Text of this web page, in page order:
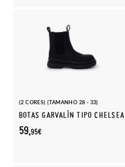
(2 CORES) (TAMANHO 28 - 33)
BOTAS GARVALÍN TIPO CHELSEA
59,95€